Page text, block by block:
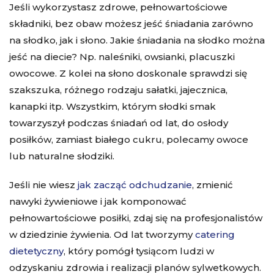
Jeśli wykorzystasz zdrowe, pełnowartościowe
składniki, bez obaw możesz jeść śniadania zarówno
na słodko, jak i słono. Jakie śniadania na słodko można
jeść na diecie? Np. naleśniki, owsianki, placuszki
owocowe. Z kolei na słono doskonale sprawdzi się
szakszuka, różnego rodzaju sałatki, jajecznica,
kanapki itp. Wszystkim, którym słodki smak
towarzyszył podczas śniadań od lat, do osłody
posiłków, zamiast białego cukru, polecamy owoce
lub naturalne słodziki.
Jeśli nie wiesz jak zacząć odchudzanie, zmienić
nawyki żywieniowe i jak komponować
pełnowartościowe posiłki, zdaj się na profesjonalistów
w dziedzinie żywienia. Od lat tworzymycatering
dietetyczny, który pomógł tysiącom ludzi w
odzyskaniu zdrowia i realizacji planów sylwetkowych.